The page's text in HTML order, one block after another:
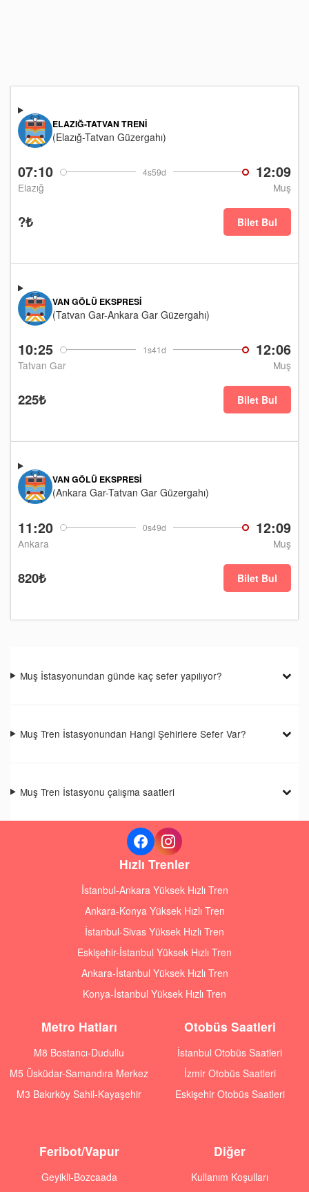
07:10 4s59d 12:09
Elazığ Muş
ELAZIĞ-TATVAN TRENI
(Elazığ-Tatvan Güzergahı)
?₺ Bilet Bul
10:25 1s41d 12:06
Tatvan Gar Muş
VAN GÖLÜ EKSPRESI
(Tatvan Gar-Ankara Gar Güzergahı)
225₺ Bilet Bul
11:20 0s49d 12:09
Ankara Muş
VAN GÖLÜ EKSPRESI
(Ankara Gar-Tatvan Gar Güzergahı)
820₺ Bilet Bul
Muş İstasyonundan günde kaç sefer yapılıyor?
Muş Tren İstasyonundan Hangi Şehirlere Sefer Var?
Muş Tren İstasyonu çalışma saatleri
Hızlı Trenler
İstanbul-Ankara Yüksek Hızlı Tren
Ankara-Konya Yüksek Hızlı Tren
İstanbul-Sivas Yüksek Hızlı Tren
Eskişehir-İstanbul Yüksek Hızlı Tren
Ankara-İstanbul Yüksek Hızlı Tren
Konya-İstanbul Yüksek Hızlı Tren
Metro Hatları
M8 Bostancı-Dudullu
M5 Üsküdar-Samandıra Merkez
M3 Bakırköy Sahil-Kayaşehir
Otobüs Saatleri
İstanbul Otobüs Saatleri
İzmir Otobüs Saatleri
Eskişehir Otobüs Saatleri
Feribot/Vapur
Geyikli-Bozcaada
Diğer
Kullanım Koşulları